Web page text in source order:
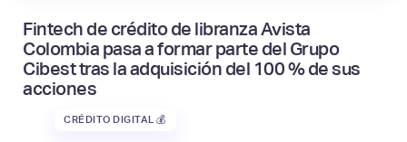
Fintech de crédito de libranza Avista
Colombia pasa a formar parte del Grupo
Cibest tras la adquisición del 100 % de sus
acciones
CRÉDITO DIGITAL 💰